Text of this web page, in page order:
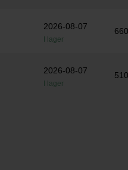
2026-08-07
I lager
2026-08-07
I lager